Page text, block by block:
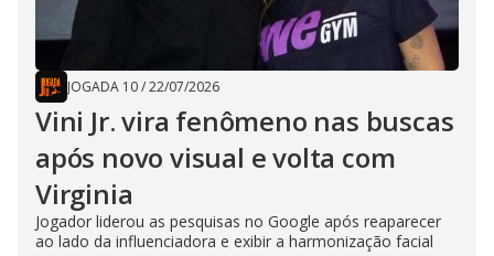
JOGADA 10/22/07/2026
Vini Jr. vira fenômeno nas buscas
após novo visual e volta com
Virginia
Jogador liderou as pesquisas no Google após reaparecer
ao lado da influenciadora e exibir a harmonização facial